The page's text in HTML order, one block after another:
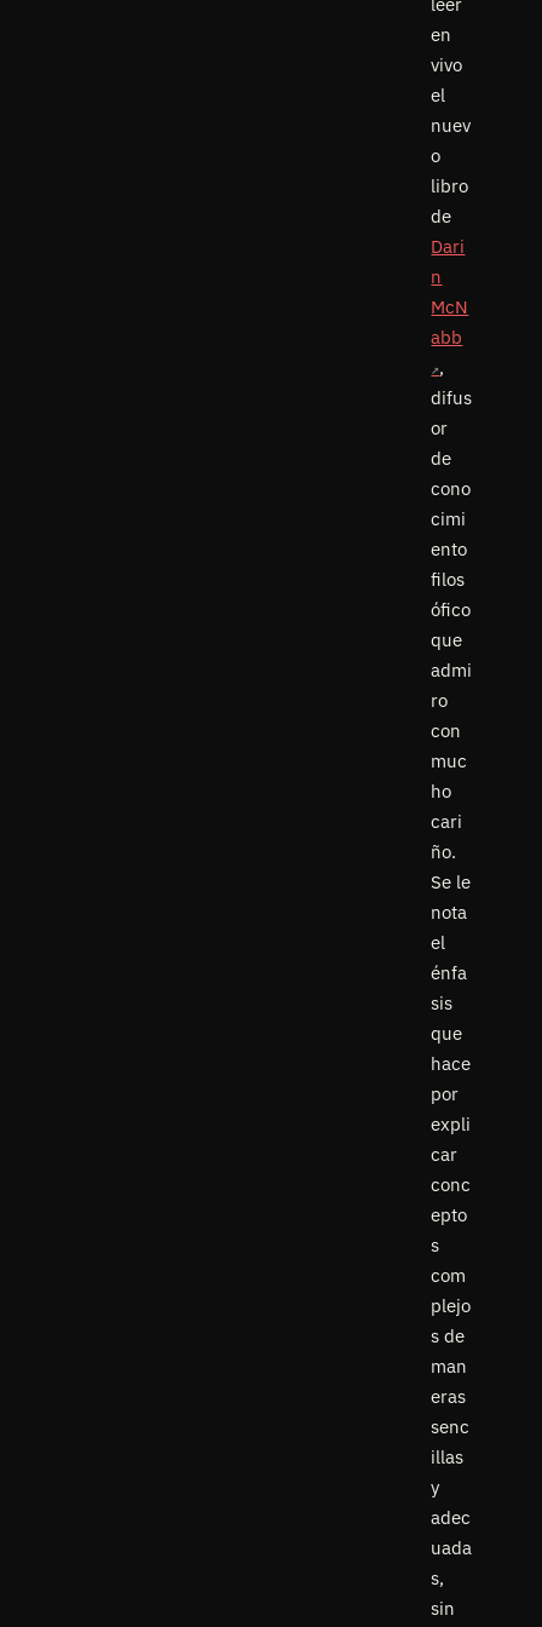
en
vivo
el
nuev
o
libro
de
Dari
n
McN
abb
,
difus
or
de
cono
cimi
ento
filos
ófico
que
admi
ro
con
muc
ho
cari
ño.
Se le
nota
el
énfa
sis
que
hace
por
expli
car
conc
epto
s
com
plejo
s de
man
eras
senc
illas
y
adec
uada
s,
sin